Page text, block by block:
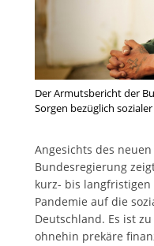
Der Armutsbericht der
Sorgen bezüglich
Angesichts des
Bundesregierung
kurz- bis langfristigen
Pandemie auf die
Deutschland. Es ist
ohnehin prekäre